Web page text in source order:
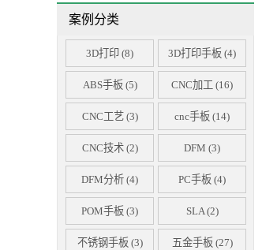
智能家居手板样品
穿戴设备手板样品
显示器手板样品
医疗类手板样品
汽车手板样品
亚克力手板样品
案例分类
3D打印 (8) 3D打印手板 (4)
ABS手板 (5) CNC加工 (16)
CNC工艺(3) cnc手板 (14)
CNC技术(2) DFM (3)
DFM分析 (4) PC手板 (4)
POM手板 (3) SLA(2)
不锈钢手板 (3) 五金手板 (27)